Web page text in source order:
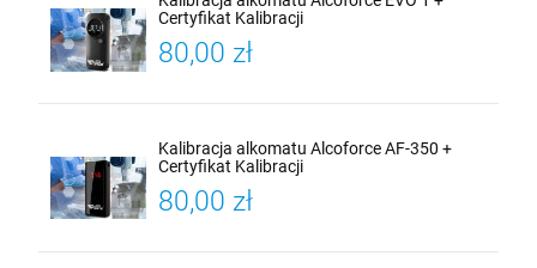
Certyfikat Kalibracji
80,00 zł
Kalibracja alkomatu Alcoforce AF-350 +
Certyfikat Kalibracji
80,00 zł